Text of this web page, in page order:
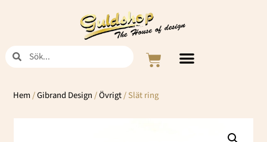
Sök Sök Varukorg
Hem/Gibrand Design/Övrigt/ Slät ring